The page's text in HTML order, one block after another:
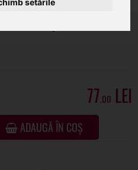
setările
umed pentru flori
77.00
ADAUGĂ ÎN COȘ